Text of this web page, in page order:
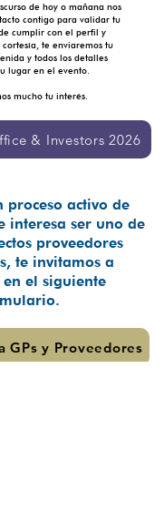
de hoy o mañana nos
contigo para validar tu
cumplir con el perfil y
te enviaremos tu
y todos los detalles
lugar en el evento.
mucho tu interés.
& Investors 2026
proceso activo de
interesa ser uno de
proveedores
te invitamos a
el siguiente
GPs y Proveedores